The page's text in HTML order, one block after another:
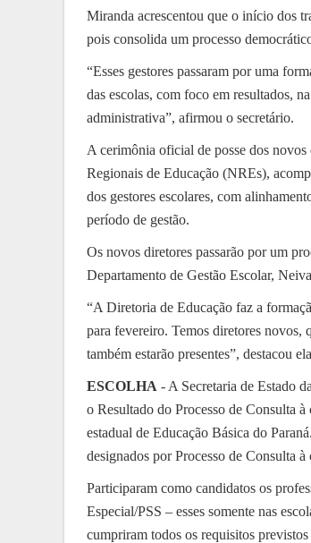
Miranda acrescentou que o início dos
pois consolida um processo
“Esses gestores passaram por uma
das escolas, com foco em resultados,
administrativa”, afirmou o secretário.
A cerimônia oficial de posse dos
Regionais de Educação (NREs),
dos gestores escolares, com
período de gestão.
Os novos diretores passarão por um
Departamento de Gestão Escolar,
“A Diretoria de Educação faz a
para fevereiro. Temos diretores novos,
também estarão presentes”, destacou
ESCOLHA - A Secretaria de Estado
o Resultado do Processo de Consulta
estadual de Educação Básica do
designados por Processo de Consulta
Participaram como candidatos os
Especial/PSS – esses somente nas
cumpriram todos os requisitos